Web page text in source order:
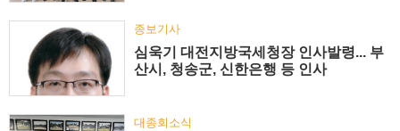
종보기사
심욱기 대전지방국세청장 인사발령... 부
산시, 청송군, 신한은행 등 인사
대종회소식